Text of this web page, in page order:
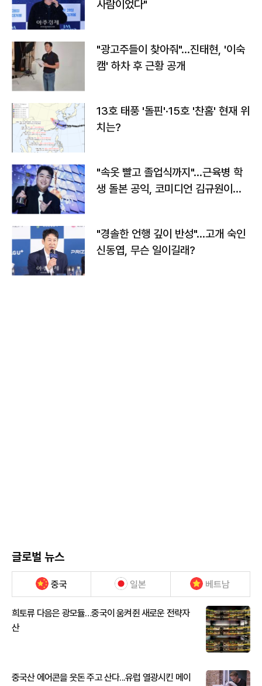
사람이었다"
"광고주들이 찾아줘"…진태현, '이숙
캠' 하차 후 근황 공개
13호 태풍 '돌핀'·15호 '찬홈' 현재 위
치는?
"속옷 빨고 졸업식까지"…근육병 학
생 돌본 공익, 코미디언 김규원이었
"경솔한 언행 깊이 반성"…고개 숙인
신동엽, 무슨 일이길래?
글로벌 뉴스
중국 일본 베트남
희토류 다음은 광모듈…중국이 움켜쥔 새로운 전략자
산
중국산 에어콘을 웃돈 주고 산다...유럽 열광시킨 메이